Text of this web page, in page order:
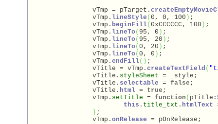
		vTmp = pTarget.
		vTmp.
lineStyle ( 0, 0, 100 ) ;
		vTmp.
beginFill( 0xCCCCCC, 100 ) ;
		vTmp.
lineTo( 95, 0 ) ;
		vTmp.
lineTo( 95, 20 ) ;
		vTmp.
lineTo( 0, 20 ) ;
		vTmp.
lineTo( 0, 0 ) ;
		vTmp.
endFill( ) ;
		vTitle = vTmp.
createTextField (
		vTitle.
styleSheet = _style;
		vTitle.
selectable = false ;
		vTitle.
html = true ;
		vTmp.
setTitle = function ( pTitle:
this . title_txt . htmlText
} ;
		vTmp.
onRelease = pOnRelease;